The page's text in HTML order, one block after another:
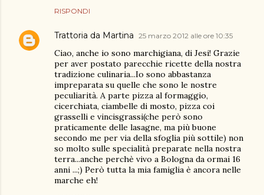
RISPONDI
Trattoria da Martina 25 marzo 2012 alle ore 10:35
Ciao, anche io sono marchigiana, di Jesi! Grazie
per aver postato parecchie ricette della nostra
tradizione culinaria...Io sono abbastanza
impreparata su quelle che sono le nostre
peculiarità. A parte pizza al formaggio,
cicerchiata, ciambelle di mosto, pizza coi
grasselli e vincisgrassi(che però sono
praticamente delle lasagne, ma più buone
secondo me per via della sfoglia più sottile) non
so molto sulle specialità preparate nella nostra
terra...anche perchè vivo a Bologna da ormai 16
anni ...;) Però tutta la mia famiglia è ancora nelle
marche eh!